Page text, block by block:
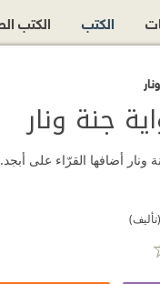
جنة ونار
أضافها القرّاء على
(تأليف)
الكتب الكتب